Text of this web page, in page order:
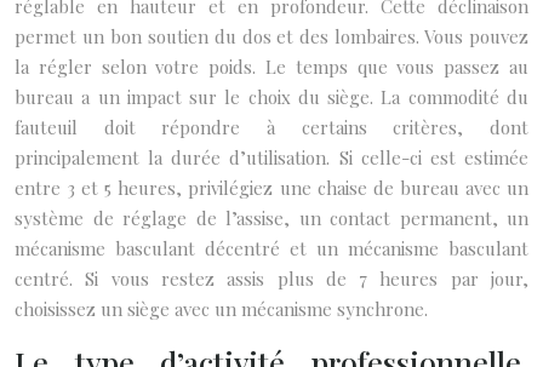
réglable en hauteur et en profondeur. Cette déclinaison
permet un bon soutien du dos et des lombaires. Vous pouvez
la régler selon votre poids. Le temps que vous passez au
bureau a un impact sur le choix du siège. La commodité du
fauteuil doit répondre à certains critères, dont
principalement la durée d’utilisation. Si celle-ci est estimée
entre 3 et 5 heures, privilégiez une chaise de bureau avec un
système de réglage de l’assise, un contact permanent, un
mécanisme basculant décentré et un mécanisme basculant
centré. Si vous restez assis plus de 7 heures par jour,
choisissez un siège avec un mécanisme synchrone.